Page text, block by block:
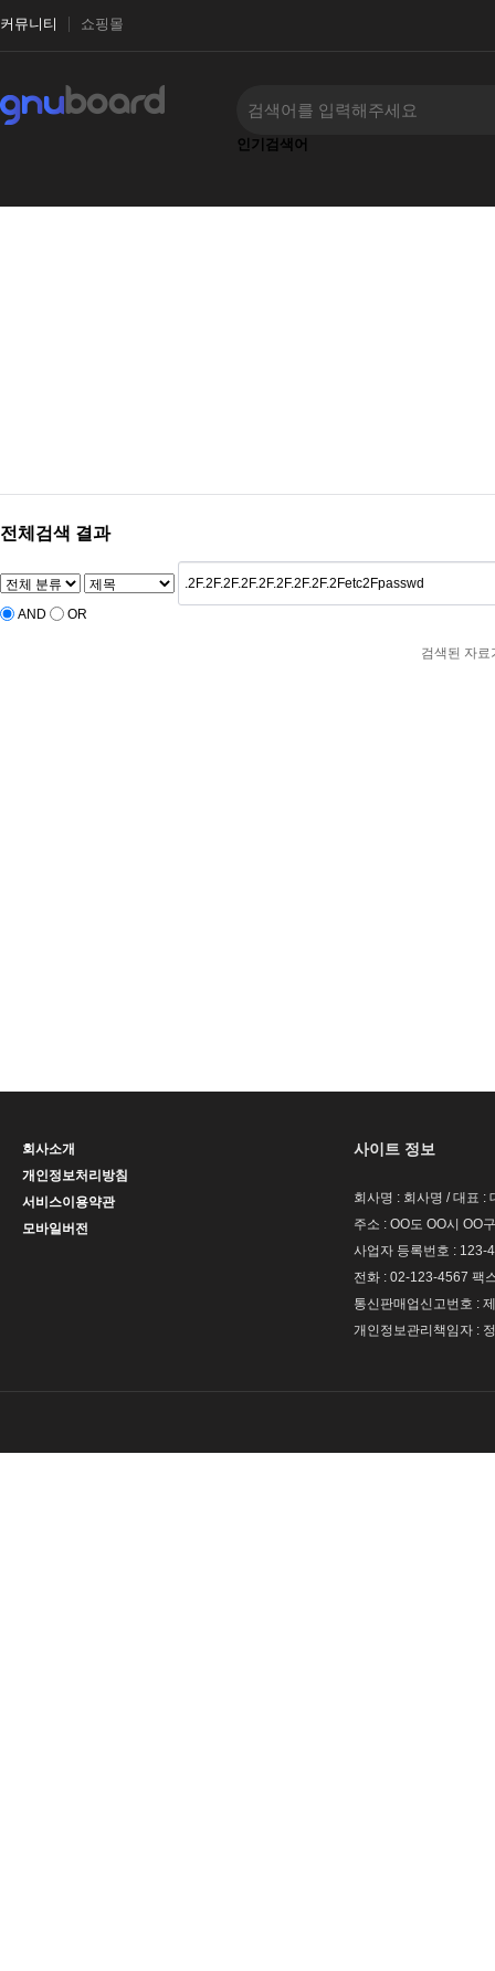
커뮤니티 쇼핑몰
인기검색어
전체검색 결과
AND OR
검색된 자료
회사소개
개인정보처리방침
서비스이용약관
모바일버전
사이트 정보
회사명 : 회사명 / 대표 :
주소 : OO도 OO시 OO
사업자 등록번호 : 123-
전화 : 02-123-4567 팩
통신판매업신고번호 :
개인정보관리책임자 :